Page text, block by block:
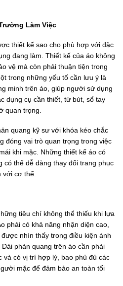
Làm Việc
thiết kế sao cho phù hợp với đặc
đang làm. Thiết kế của áo không
vệ mà còn phải thuận tiện trong
trong những yếu tố cần lưu ý là
minh trên áo, giúp người sử dụng
dụng cụ cần thiết, từ bút, sổ tay
quan trọng.
quang kỹ sư với khóa kéo chắc
đóng vai trò quan trọng trong việc
khi mặc. Những thiết kế áo có
có thể dễ dàng thay đổi trang phục
với cơ thể.
tiêu chí không thể thiếu khi lựa
phải có khả năng nhận diện cao,
nhìn thấy trong điều kiện ánh
phản quang trên áo cần phải
và có vị trí hợp lý, bao phủ đủ các
mặc để đảm bảo an toàn tối